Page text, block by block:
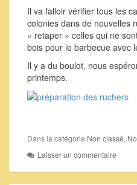
Il va falloir vérifier tous les
colonies dans de nouvelles
« retaper » celles qui ne
bois pour le barbecue avec
Il y a du boulot, nous
printemps.
Dans la catégorie Non classé,
Laisser un commentaire